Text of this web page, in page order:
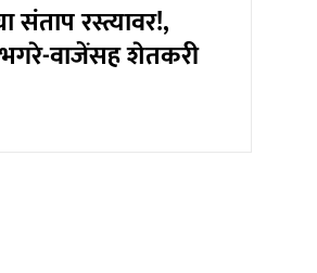
संताप रस्त्यावर!,
वाजेंसह शेतकरी